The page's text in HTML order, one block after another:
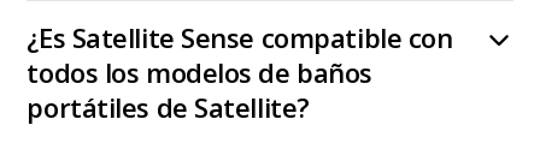
¿Es Satellite Sense compatible con
todos los modelos de baños
portátiles de Satellite?